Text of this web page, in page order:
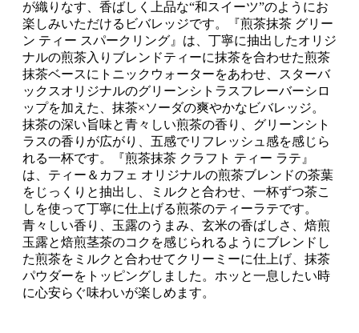
が織りなす、香ばしく上品な“和スイーツ”のようにお
楽しみいただけるビバレッジです。『煎茶抹茶 グリー
ン ティー スパークリング』は、丁寧に抽出したオリジ
ナルの煎茶入りブレンドティーに抹茶を合わせた煎茶
抹茶ベースにトニックウォーターをあわせ、スターバ
ックスオリジナルのグリーンシトラスフレーバーシロ
ップを加えた、抹茶×ソーダの爽やかなビバレッジ。
抹茶の深い旨味と青々しい煎茶の香り、グリーンシト
ラスの香りが広がり、五感でリフレッシュ感を感じら
れる一杯です。『煎茶抹茶 クラフト ティー ラテ』
は、ティー＆カフェ オリジナルの煎茶ブレンドの茶葉
をじっくりと抽出し、ミルクと合わせ、一杯ずつ茶こ
しを使って丁寧に仕上げる煎茶のティーラテです。
青々しい香り、玉露のうまみ、玄米の香ばしさ、焙煎
玉露と焙煎茎茶のコクを感じられるようにブレンドし
た煎茶をミルクと合わせてクリーミーに仕上げ、抹茶
パウダーをトッピングしました。ホッと一息したい時
に心安らぐ味わいが楽しめます。